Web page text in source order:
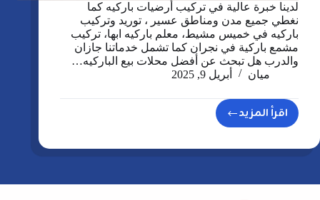
لدينا خبرة عالية في تركيب أرضيات باركيه كما
نغطي جميع مدن ومناطق عسير ، توريد وتركيب
باركيه في خميس مشيط، معلم باركيه ابها، تركيب
مشمع باركية في نجران كما تشمل خدماتنا جازان
والدرب هل تبحث عن أفضل محلات بيع الباركيه…
ميان
أبريل 9, 2025
اقرأ المزيد
تركيب